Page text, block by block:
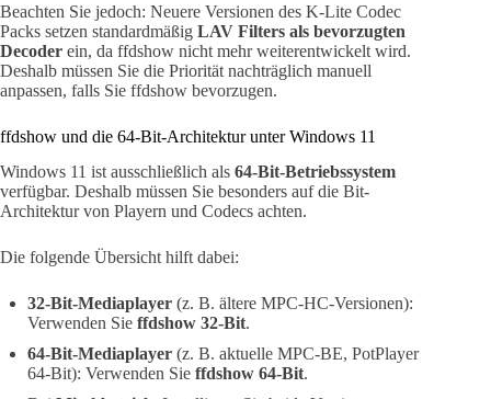
Beachten Sie jedoch: Neuere Versionen des K-Lite Codec
Packs setzen standardmäßig LAV Filters als bevorzugten
Decoder ein, da ffdshow nicht mehr weiterentwickelt wird.
Deshalb müssen Sie die Priorität nachträglich manuell
anpassen, falls Sie ffdshow bevorzugen.
ffdshow und die 64-Bit-Architektur unter Windows 11
Windows 11 ist ausschließlich als 64-Bit-Betriebssystem
verfügbar. Deshalb müssen Sie besonders auf die Bit-
Architektur von Playern und Codecs achten.
Die folgende Übersicht hilft dabei:
32-Bit-Mediaplayer (z. B. ältere MPC-HC-Versionen):
Verwenden Sie ffdshow 32-Bit.
64-Bit-Mediaplayer (z. B. aktuelle MPC-BE, PotPlayer
64-Bit): Verwenden Sie ffdshow 64-Bit.